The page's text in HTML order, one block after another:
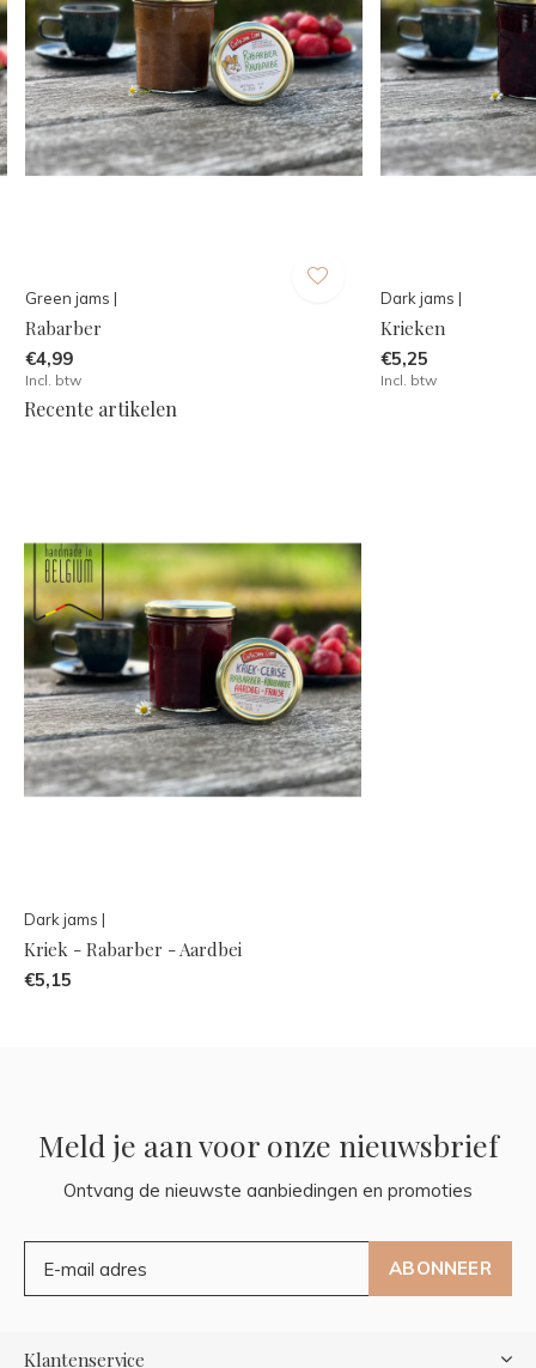
Green jams |
Rabarber
€4,99
Incl. btw
Dark jams |
Krieken
€5,25
Incl. btw
Recente artikelen
Dark jams |
Kriek - Rabarber - Aardbei
€5,15
Meld je aan voor onze nieuwsbrief
Ontvang de nieuwste aanbiedingen en promoties
ABONNEER
Klantenservice